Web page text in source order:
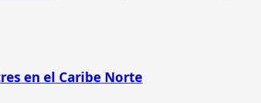
en el Caribe Norte